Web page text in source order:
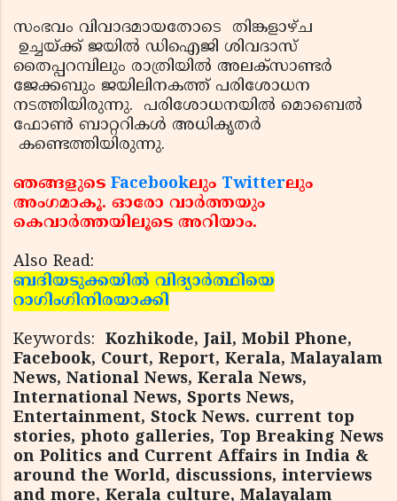
സംഭവം വിവാദമായതോടെ തിങ്കളാഴ്ച
ഉച്ചയ്ക്ക് ജയില്‍ ഡിഐജി ശിവദാസ്
തൈപ്പറമ്പിലും രാത്രിയില്‍ അലക്‌സാണ്ടര്‍
ജേക്കബും ജയിലിനകത്ത് പരിശോധന
നടത്തിയിരുന്നു. പരിശോധനയില്‍ മൊബെല്‍
ഫോണ്‍ ബാറ്ററികള്‍ അധികൃതര്‍
കണ്ടെത്തിയിരുന്നു.
ഞങ്ങളുടെ Facebookലും Twitterലും
അംഗമാകൂ. ഓരോ വാര്‍ത്തയും
കെവാര്‍ത്തയിലൂടെ അറിയാം.
Also Read:
ബദിയടുക്കയില്‍ വിദ്യാര്‍ത്ഥിയെ
റാഗിംഗിനിരയാക്കി
Keywords: Kozhikode, Jail, Mobil Phone,
Facebook, Court, Report, Kerala, Malayalam
News, National News, Kerala News,
International News, Sports News,
Entertainment, Stock News. current top
stories, photo galleries, Top Breaking News
on Politics and Current Affairs in India &
around the World, discussions, interviews
and more, Kerala culture, Malayalam